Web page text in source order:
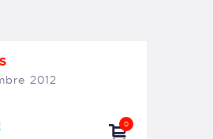
2012
0